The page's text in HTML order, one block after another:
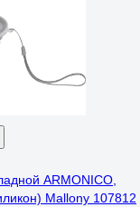
ARMONICO,
Mallony 107812